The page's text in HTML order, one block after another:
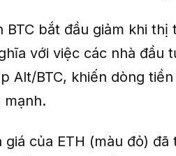
BTC bắt đầu giảm khi
với việc các nhà đầu
Alt/BTC, khiến dòng
mạnh.
của ETH (màu đỏ)